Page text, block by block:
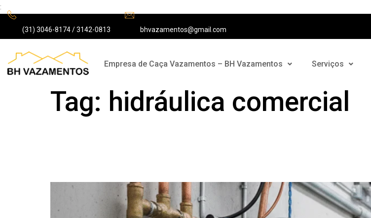
:
(31) 3046-8174 / 3142-0813 bhvazamentos@gmail.com
Empresa de Caça Vazamentos – BH Vazamentos Serviços
Tag: hidráulica comercial